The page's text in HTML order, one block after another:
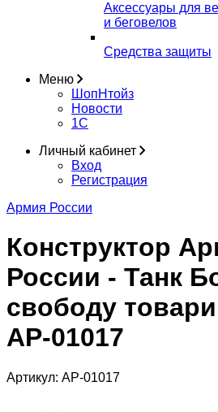
Аксессуары для
и беговелов
Средства защиты
Меню
ШопНтойз
Новости
1C
Личный кабинет
Вход
Регистрация
Армия России
Конструктор
России - Танк
свободу
АР-01017
Артикул: АР-01017